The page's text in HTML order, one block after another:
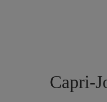
Capri-